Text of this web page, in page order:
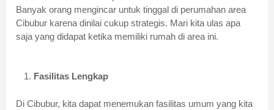
Banyak orang mengincar untuk tinggal di perumahan area
Cibubur karena dinilai cukup strategis. Mari kita ulas apa
saja yang didapat ketika memiliki rumah di area ini.
Fasilitas Lengkap
Di Cibubur, kita dapat menemukan fasilitas umum yang kita